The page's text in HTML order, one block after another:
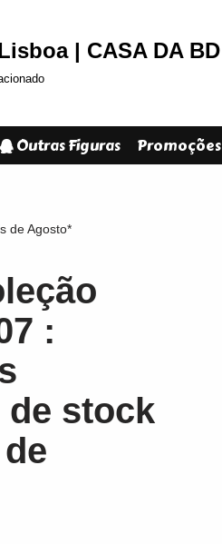
| CASA DA BD
Outras Figuras Promoções
de Agosto*
:
stock